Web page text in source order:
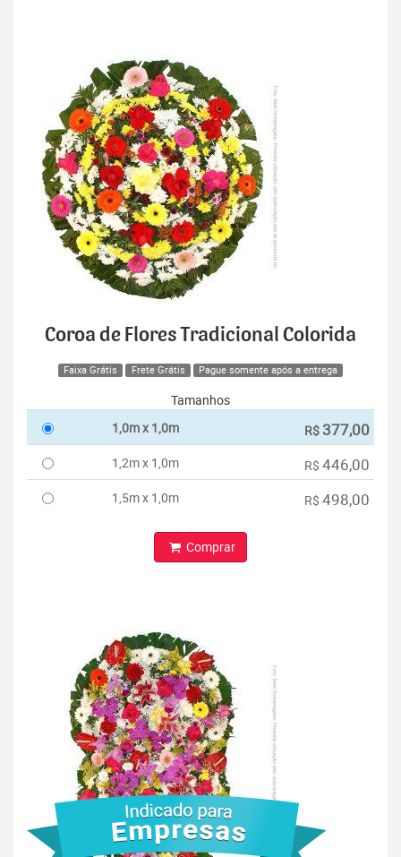
Coroa de Flores Tradicional Colorida
Faixa Grátis Frete Grátis Pague somente após a entrega
Tamanhos
1,0m x 1,0m
R$ 377,00
1,2m x 1,0m R$ 446,00
1,5m x 1,0m R$ 498,00
Comprar